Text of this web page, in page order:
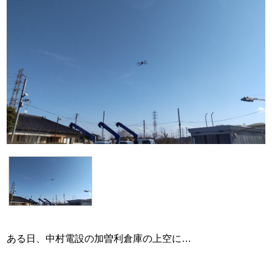
ある日、中村電設の加曽利倉庫の上空に…